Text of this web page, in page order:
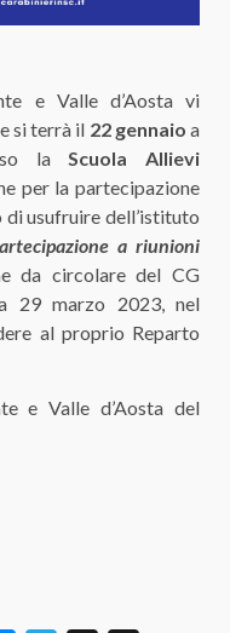
e Valle d’Aosta vi
si terrà il 22 gennaio a
la Scuola Allievi
per la partecipazione
usufruire dell’istituto
a riunioni
da circolare del CG
29 marzo 2023, nel
al proprio Reparto
e Valle d’Aosta del